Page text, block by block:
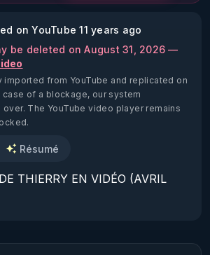
on YouTube 11 years ago
be deleted on August 31, 2026 —
imported from YouTube and replicated on
case of a blockage, our system
The YouTube video player remains
Résumé
THIERRY EN VIDÉO (AVRIL
presentation.html